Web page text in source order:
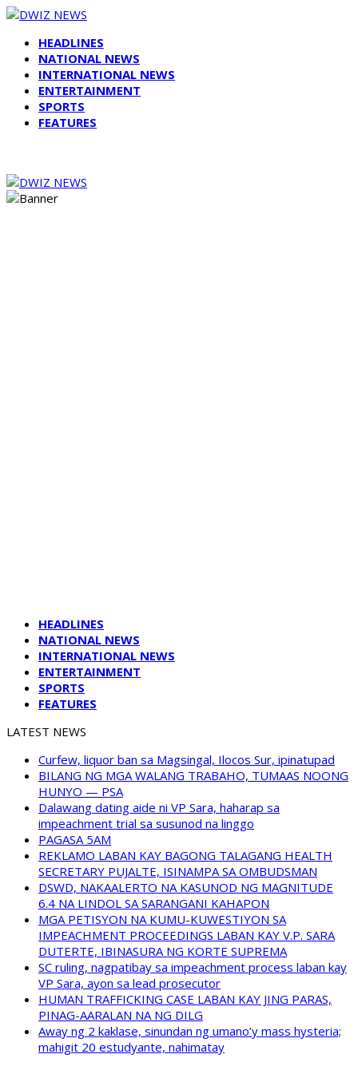
HEADLINES
NATIONAL NEWS
INTERNATIONAL NEWS
ENTERTAINMENT
SPORTS
FEATURES
HEADLINES
NATIONAL NEWS
INTERNATIONAL NEWS
ENTERTAINMENT
SPORTS
FEATURES
LATEST NEWS
Curfew, liquor ban sa Magsingal, Ilocos Sur, ipinatupad
BILANG NG MGA WALANG TRABAHO, TUMAAS NOONG
HUNYO — PSA
Dalawang dating aide ni VP Sara, haharap sa
impeachment trial sa susunod na linggo
PAGASA 5AM
REKLAMO LABAN KAY BAGONG TALAGANG HEALTH
SECRETARY PUJALTE, ISINAMPA SA OMBUDSMAN
DSWD, NAKAALERTO NA KASUNOD NG MAGNITUDE
6.4 NA LINDOL SA SARANGANI KAHAPON
MGA PETISYON NA KUMU-KUWESTIYON SA
IMPEACHMENT PROCEEDINGS LABAN KAY V.P. SARA
DUTERTE, IBINASURA NG KORTE SUPREMA
SC ruling, nagpatibay sa impeachment process laban kay
VP Sara, ayon sa lead prosecutor
HUMAN TRAFFICKING CASE LABAN KAY JING PARAS,
PINAG-AARALAN NA NG DILG
Away ng 2 kaklase, sinundan ng umano’y mass hysteria;
mahigit 20 estudyante, nahimatay